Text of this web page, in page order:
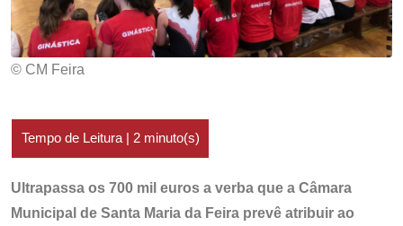
© CM Feira
Ultrapassa os 700 mil euros a verba que a Câmara
Municipal de Santa Maria da Feira prevê atribuir ao